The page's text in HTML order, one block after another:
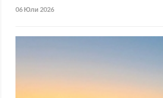
06 Юли 2026